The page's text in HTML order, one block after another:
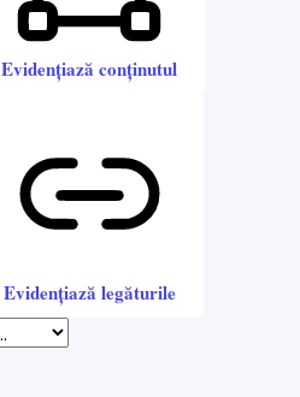
Evidențiază conținutul
Evidențiază legăturile